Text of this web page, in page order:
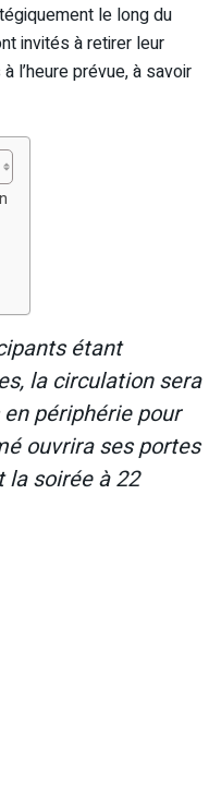
le long du
invités à retirer leur
l’heure prévue, à savoir
étant
la circulation sera
périphérie pour
ouvrira ses portes
la soirée à 22